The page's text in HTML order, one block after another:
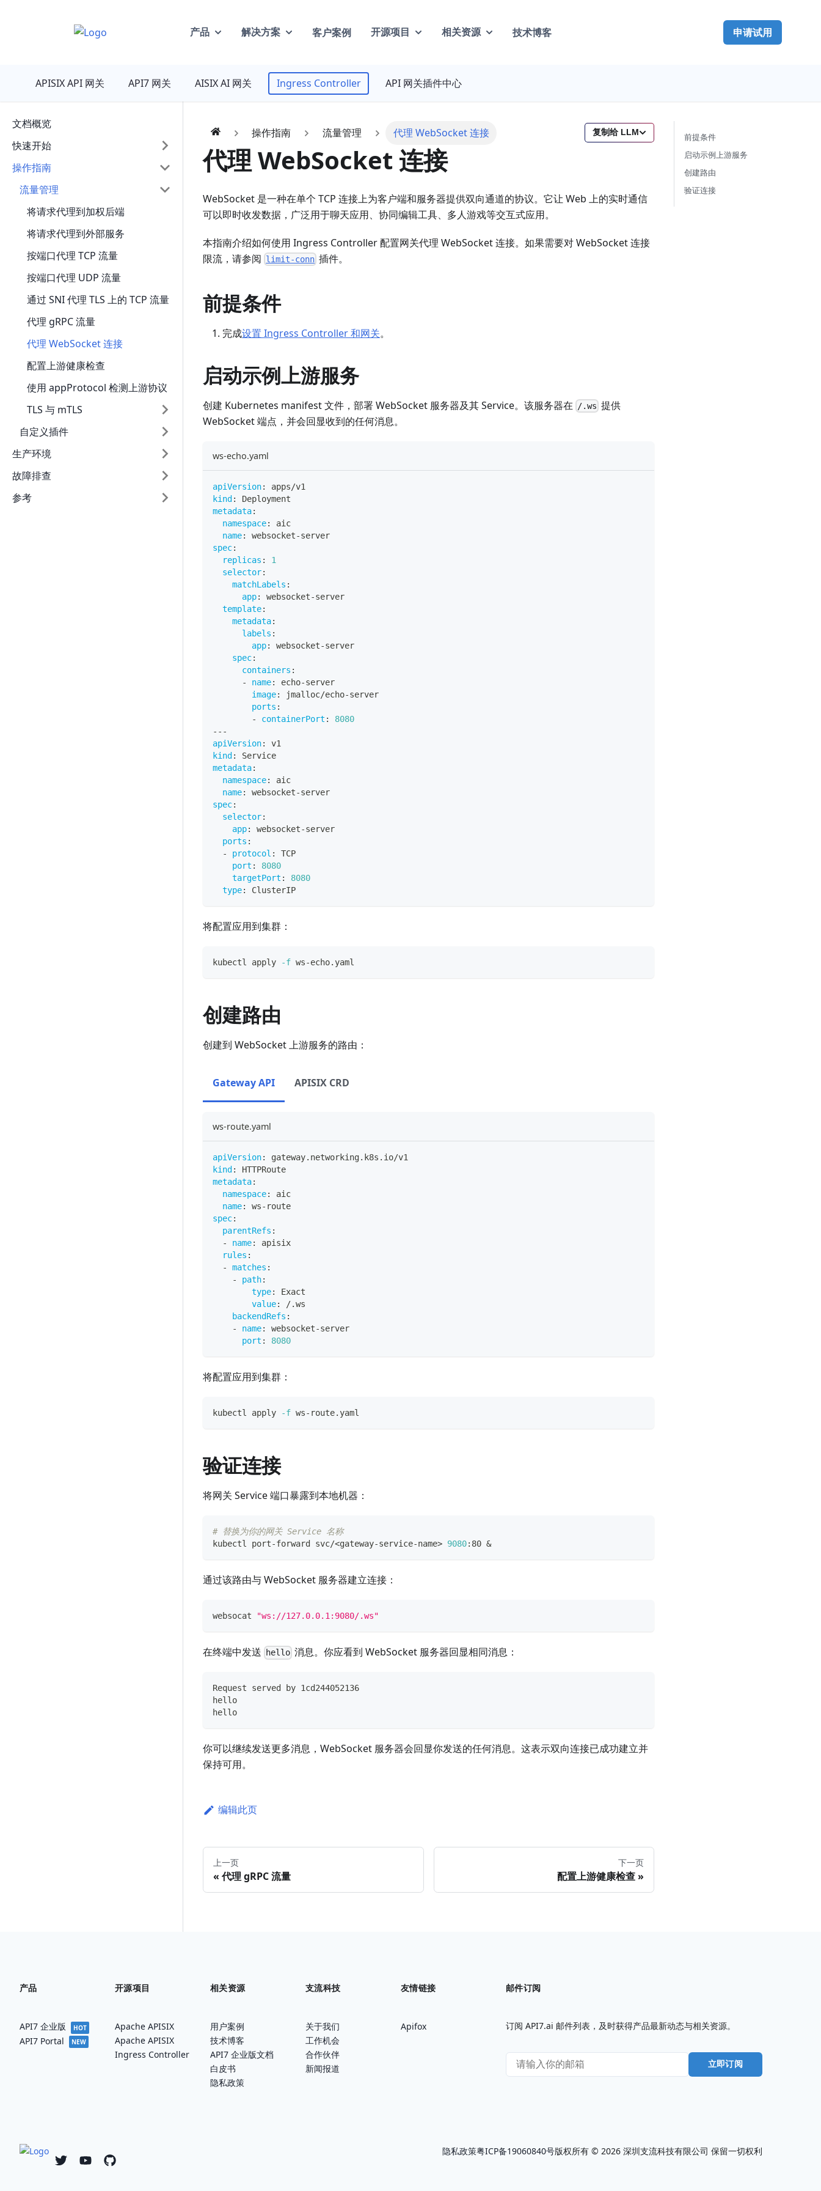
产品 解决方案 客户案例 开源项目 相关资源 技术博客 申请试用
APISIX API 网关 API7 网关 AISIX AI 网关 Ingress Controller API 网关插件中心
文档概览
快速开始
操作指南
流量管理
将请求代理到加权后端
将请求代理到外部服务
按端口代理 TCP 流量
按端口代理 UDP 流量
通过 SNI 代理 TLS 上的 TCP 流量
代理 gRPC 流量
代理 WebSocket 连接
配置上游健康检查
使用 appProtocol 检测上游协议
TLS 与 mTLS
自定义插件
生产环境
故障排查
参考
操作指南 流量管理 代理 WebSocket 连接 复制给 LLM
代理 WebSocket 连接
WebSocket 是一种在单个 TCP 连接上为客户端和服务器提供双向通道的协议。它让 Web 上的实时通信
可以即时收发数据，广泛用于聊天应用、协同编辑工具、多人游戏等交互式应用。
本指南介绍如何使用 Ingress Controller 配置网关代理 WebSocket 连接。如果需要对 WebSocket 连接
限流，请参阅 limit-conn 插件。
前提条件
完成设置 Ingress Controller 和网关。
启动示例上游服务
创建 Kubernetes manifest 文件，部署 WebSocket 服务器及其 Service。该服务器在 /.ws 提供
WebSocket 端点，并会回显收到的任何消息。
ws-echo.yaml
apiVersion:
apps/v1
kind :
Deployment
metadata:
namespace:
aic
name: websocket-server
spec:
replicas :
1
selector:
matchLabels :
app: websocket-server
template:
metadata:
labels :
app: websocket-server
spec:
containers :
-
name: echo-server
image: jmalloc/echo-server
ports :
-
containerPort :
8080
---
apiVersion:
v1
kind :
Service
metadata:
namespace:
aic
name: websocket-server
spec:
selector:
app: websocket-server
ports :
-
protocol :
TCP
port :
8080
targetPort :
8080
type: ClusterIP
将配置应用到集群：
kubectl apply -f ws-echo.yaml
创建路由
创建到 WebSocket 上游服务的路由：
Gateway API APISIX CRD
ws-route.yaml
apiVersion:
gateway.networking.k8s.io/v1
kind :
HTTPRoute
metadata:
namespace:
aic
name: ws- route
spec:
parentRefs :
-
name:
apisix
rules :
-
matches :
-
path:
type:
Exact
value:
/.ws
backendRefs :
-
name: websocket-server
port : 8080
将配置应用到集群：
kubectl apply -f ws-route.yaml
验证连接
将网关 Service 端口暴露到本地机器：
# 替换为你的网关 Service 名称
kubectl port-forward svc/<gateway-service-name> 9080:80 &
通过该路由与 WebSocket 服务器建立连接：
websocat "ws://127.0.0.1:9080/.ws"
在终端中发送 hello 消息。你应看到 WebSocket 服务器回显相同消息：
Request served by 1cd244052136
hello
hello
你可以继续发送更多消息，WebSocket 服务器会回显你发送的任何消息。这表示双向连接已成功建立并
保持可用。
编辑此页
上一页
代理 gRPC 流量
下一页
配置上游健康检查
前提条件
启动示例上游服务
创建路由
验证连接
产品
API7 企业版 HOT
API7 Portal NEW
开源项目
Apache APISIX
Apache APISIX
Ingress Controller
相关资源
用户案例
技术博客
API7 企业版文档
白皮书
隐私政策
支流科技
关于我们
工作机会
合作伙伴
新闻报道
友情链接
Apifox
邮件订阅
订阅 API7.ai 邮件列表，及时获得产品最新动态与相关资源。
立即订阅
TwitterYouTubeGithub
隐私政策粤ICP备19060840号版权所有 © 2026 深圳支流科技有限公司 保留一切权利